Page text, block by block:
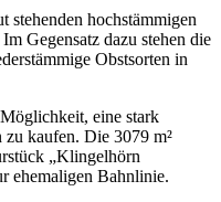
stehenden hochstämmigen
Gegensatz dazu stehen die
Obstsorten in
eine stark
kaufen. Die 3079 m²
„Klingelhörn
ehemaligen Bahnlinie.